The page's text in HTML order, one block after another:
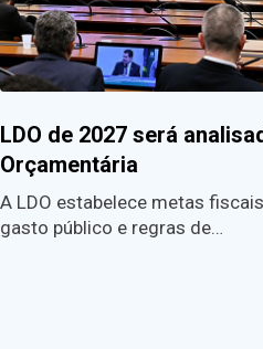
LDO de 2027 será
Orçamentária
A LDO estabelece metas
gasto público e regras de…